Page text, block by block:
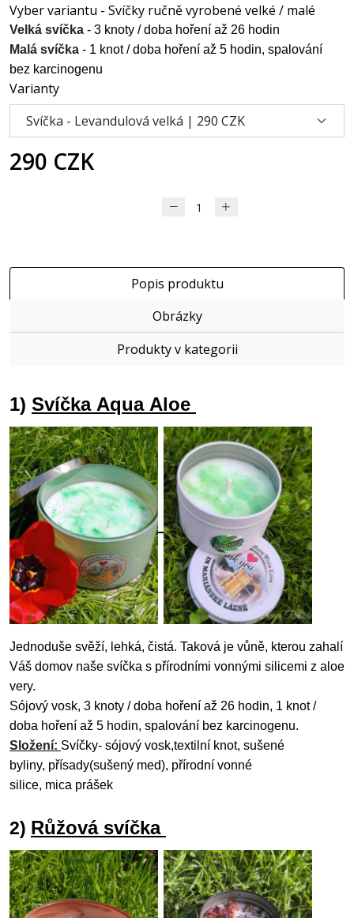
Vyber variantu - Svíčky ručně vyrobené velké / malé
Velká svíčka - 3 knoty / doba hoření až 26 hodin
Malá svíčka - 1 knot / doba hoření až 5 hodin, spalování
bez karcinogenu
Varianty
290 CZK
Popis produktu
Obrázky
Produkty v kategorii
1) Svíčka Aqua Aloe
Jednoduše svěží, lehká, čistá. Taková je vůně, kterou zahalí
Váš domov naše svíčka s přírodními vonnými silicemi z aloe
very.
Sójový vosk, 3 knoty / doba hoření až 26 hodin, 1 knot /
doba hoření až 5 hodin, spalování bez karcinogenu.
Složení: Svíčky- sójový vosk,textilní knot, sušené
byliny, přísady(sušený med), přírodní vonné
silice, mica prášek
2) Růžová svíčka